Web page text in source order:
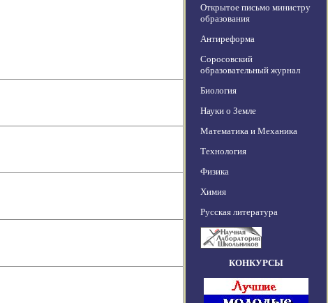
Открытое письмо министру
образования
Антиреформа
Соросовский
образовательный журнал
Биология
Науки о Земле
Математика и Механика
Технология
Физика
Химия
Русская литература
КОНКУРСЫ